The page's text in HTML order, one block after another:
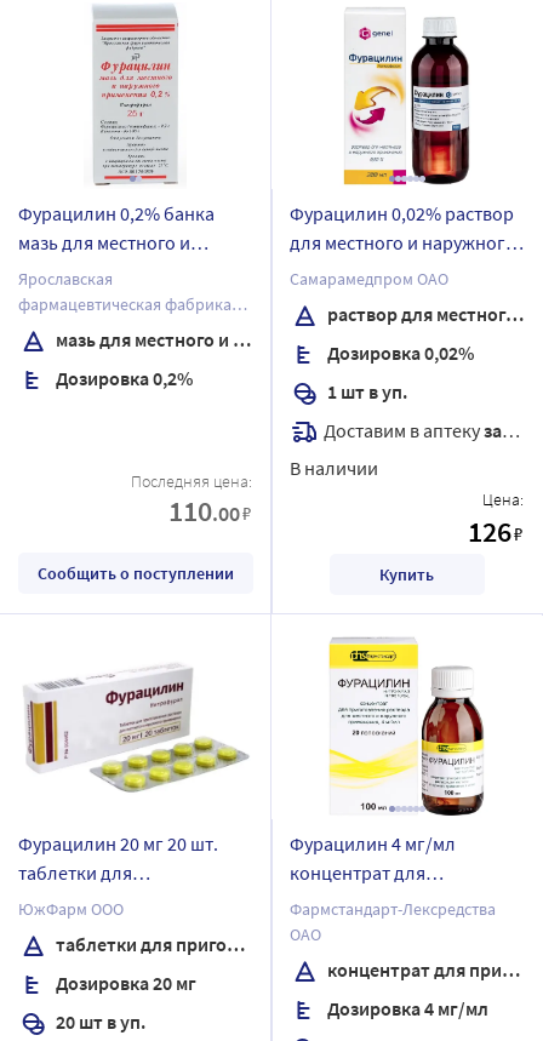
Фурацилин 0,2% банка
мазь для местного и
наружного применения 25
гр
Ярославская
фармацевтическая фабрика
ЗАО
мазь для местного и наружного применения
Дозировка 0,2%
Последняя цена:
110.00₽
Сообщить о поступлении
Фурацилин 0,02% раствор
для местного и наружного
применения 200 мл
флакон 1 шт.
Самарамедпром ОАО
раствор для местного и наружного применения
Дозировка 0,02%
1 шт в уп.
Доставим в аптекузавтра
В наличии
Цена:
126₽
Купить
Фурацилин 20 мг 20 шт.
таблетки для
приготовления раствора
ЮжФарм ООО
таблетки для приготовления раствора
Дозировка 20 мг
20 шт в уп.
Фурацилин 4 мг/мл
концентрат для
приготовления раствора
для местного и наружного
применения флакон 1 шт.
100 мл
Фармстандарт-Лексредства
ОАО
концентрат для приготовления раствора
Дозировка 4 мг/мл